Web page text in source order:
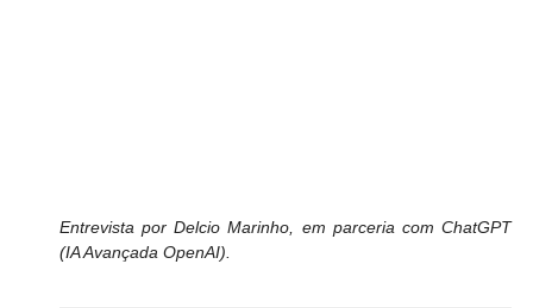
Entrevista por Delcio Marinho, em parceria com ChatGPT
(IA Avançada OpenAI).